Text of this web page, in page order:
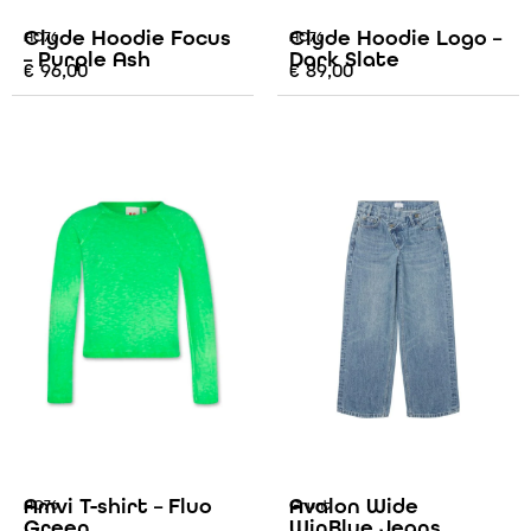
AO76
Clyde Hoodie Focus
– Purple Ash
€ 96,00
AO76
Clyde Hoodie Logo –
Dark Slate
€89,00
AO76
Amvi T-shirt – Fluo
Grunt
Avalon Wide